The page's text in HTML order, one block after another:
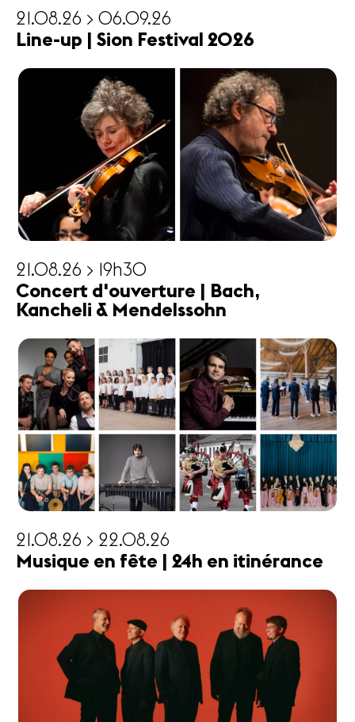
21.08.26 > 06.09.26
Line-up | Sion Festival 2026
21.08.26 > 19h30
Concert d'ouverture | Bach,
Kancheli & Mendelssohn
21.08.26 > 22.08.26
Musique en fête | 24h en itinérance